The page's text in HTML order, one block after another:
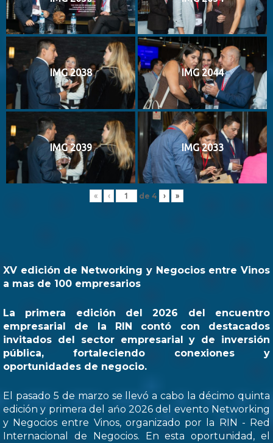
IMG 2038 IMG 2044
IMG 2039 IMG 2033
« ‹ de 4 › »
XV edición de Networking y Negocios entre Vinos
a mas de 100 empresarios
La primera edición del 2026 del encuentro
empresarial de la RIN contó con destacados
invitados del sector empresarial y de inversión
pública, fortaleciendo conexiones y
oportunidades de negocio.
El pasado 5 de marzo se llevó a cabo la décimo quinta
edición y primera del ańo 2026 del evento Networking
y Negocios entre Vinos, organizado por la RIN - Red
Internacional de Negocios. En esta oportunidad, el